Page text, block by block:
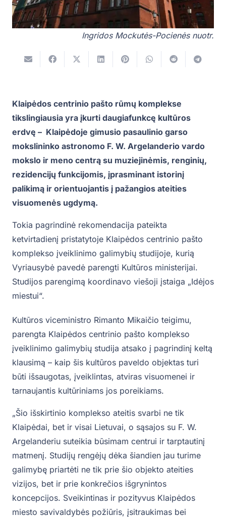
Ingridos Mockutės-Pocienės nuotr.
Klaipėdos centrinio pašto rūmų komplekse
tikslingiausia yra įkurti daugiafunkcę kultūros
erdvę – Klaipėdoje gimusio pasaulinio garso
mokslininko astronomo F. W. Argelanderio vardo
mokslo ir meno centrą su muziejinėmis, renginių,
rezidencijų funkcijomis, įprasminant istorinį
palikimą ir orientuojantis į pažangios ateities
visuomenės ugdymą.
Tokia pagrindinė rekomendacija pateikta
ketvirtadienį pristatytoje Klaipėdos centrinio pašto
komplekso įveiklinimo galimybių studijoje, kurią
Vyriausybė pavedė parengti Kultūros ministerijai.
Studijos parengimą koordinavo viešoji įstaiga „Idėjos
miestui“.
Kultūros viceministro Rimanto Mikaičio teigimu,
parengta Klaipėdos centrinio pašto komplekso
įveiklinimo galimybių studija atsako į pagrindinį keltą
klausimą – kaip šis kultūros paveldo objektas turi
būti išsaugotas, įveiklintas, atviras visuomenei ir
tarnaujantis kultūriniams jos poreikiams.
„Šio išskirtinio komplekso ateitis svarbi ne tik
Klaipėdai, bet ir visai Lietuvai, o sąsajos su F. W.
Argelanderiu suteikia būsimam centrui ir tarptautinį
matmenį. Studijų rengėjų dėka šiandien jau turime
galimybę priartėti ne tik prie šio objekto ateities
vizijos, bet ir prie konkrečios išgrynintos
koncepcijos. Sveikintinas ir pozityvus Klaipėdos
miesto savivaldybės požiūris, įsitraukimas bei